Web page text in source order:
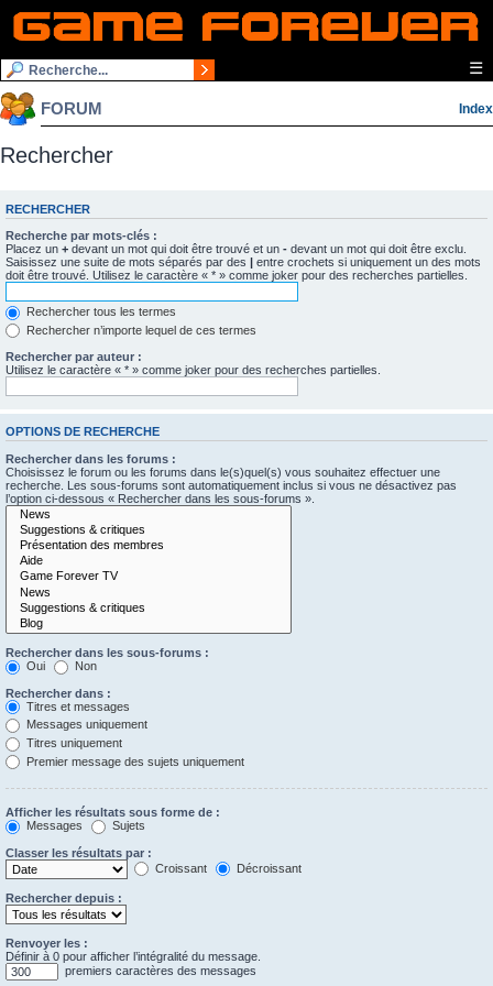
☰
FORUM Index
Rechercher
RECHERCHER
Recherche par mots-clés :
Placez un + devant un mot qui doit être trouvé et un - devant un mot qui doit être exclu.
Saisissez une suite de mots séparés par des | entre crochets si uniquement un des mots
doit être trouvé. Utilisez le caractère « * » comme joker pour des recherches partielles.
Rechercher tous les termes
Rechercher n’importe lequel de ces termes
Rechercher par auteur :
Utilisez le caractère « * » comme joker pour des recherches partielles.
OPTIONS DE RECHERCHE
Rechercher dans les forums :
Choisissez le forum ou les forums dans le(s)quel(s) vous souhaitez effectuer une
recherche. Les sous-forums sont automatiquement inclus si vous ne désactivez pas
l’option ci-dessous « Rechercher dans les sous-forums ».
Rechercher dans les sous-forums :
Oui
Non
Rechercher dans :
Titres et messages
Messages uniquement
Titres uniquement
Premier message des sujets uniquement
Afficher les résultats sous forme de :
Messages
Sujets
Classer les résultats par :
Croissant
Décroissant
Rechercher depuis :
Renvoyer les :
Définir à 0 pour afficher l’intégralité du message.
premiers caractères des messages